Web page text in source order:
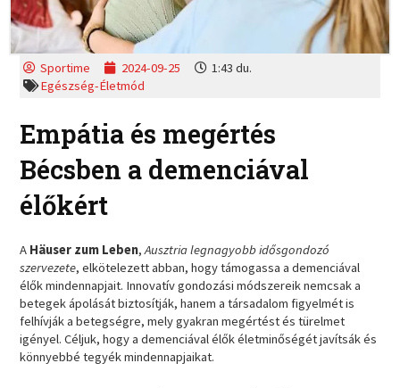
Sportime 2024-09-25
1:43 du.
Egészség-Életmód
Empátia és megértés
Bécsben a demenciával
élőkért
A Häuser zum Leben,Ausztrialegnagyobb idősgondozó
szervezete, elkötelezett abban, hogy támogassa a demenciával
élők mindennapjait. Innovatív gondozási módszereik nemcsak a
betegek ápolását biztosítják, hanem a társadalom figyelmét is
felhívják a betegségre, mely gyakran megértést és türelmet
igényel. Céljuk, hogy a demenciával élők életminőségét javítsák és
könnyebbé tegyék mindennapjaikat.